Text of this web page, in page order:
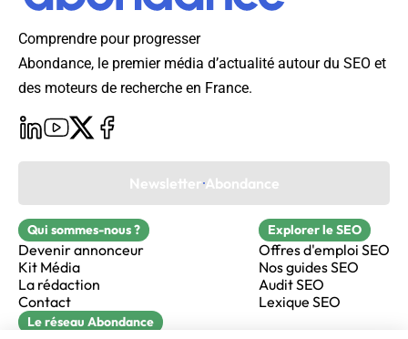
Comprendre pour progresser
Abondance, le premier média d’actualité autour du SEO et
des moteurs de recherche en France.
Newsletter Abondance
Qui sommes-nous ?
Devenir annonceur
Kit Média
La rédaction
Contact
Explorer le SEO
Offres d'emploi SEO
Nos guides SEO
Audit SEO
Lexique SEO
Le réseau Abondance